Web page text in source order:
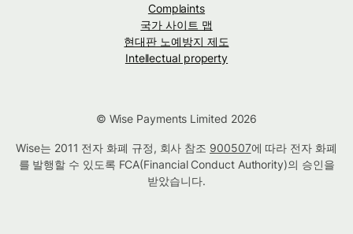
Complaints
국가 사이트 맵
현대판 노예방지 제도
Intellectual property
© Wise Payments Limited 2026
Wise는 2011 전자 화폐 규정, 회사 참조 900507에 따라 전자 화폐
를 발행할 수 있도록 FCA(Financial Conduct Authority)의 승인을
받았습니다.